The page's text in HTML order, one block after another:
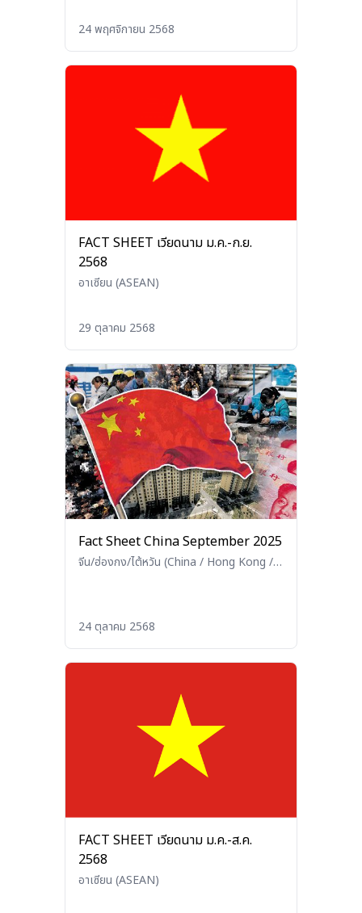
24 พฤศจิกายน 2568
FACT SHEET เวียดนาม ม.ค.-ก.ย.
2568
อาเซียน (ASEAN)
29 ตุลาคม 2568
Fact Sheet China September 2025
จีน/ฮ่องกง/ไต้หวัน (China / Hong Kong /
24 ตุลาคม 2568
FACT SHEET เวียดนาม ม.ค.-ส.ค.
2568
อาเซียน (ASEAN)